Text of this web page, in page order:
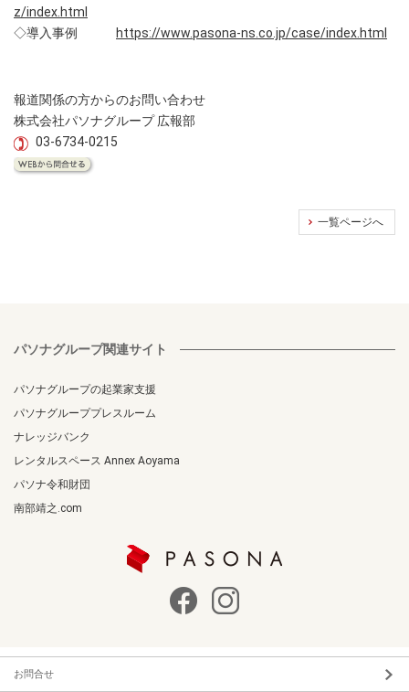
z/index.html
◇導入事例
https://www.pasona-ns.co.jp/case/index.html
報道関係の方からのお問い合わせ
株式会社パソナグループ 広報部
03-6734-0215
一覧ページへ
パソナグループ関連サイト
パソナグループの起業家支援
パソナグループプレスルーム
ナレッジバンク
レンタルスペース Annex Aoyama
パソナ令和財団
南部靖之.com
お問合せ